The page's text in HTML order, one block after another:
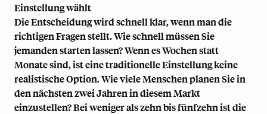
Einstellung wählt
Die Entscheidung wird schnell klar, wenn man die
richtigen Fragen stellt. Wie schnell müssen Sie
jemanden starten lassen? Wenn es Wochen statt
Monate sind, ist eine traditionelle Einstellung keine
realistische Option. Wie viele Menschen planen Sie in
den nächsten zwei Jahren in diesem Markt
einzustellen? Bei weniger als zehn bis fünfzehn ist die